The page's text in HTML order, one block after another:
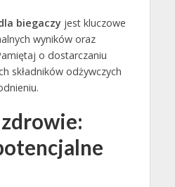
biegaczyjest kluczowe
wyników oraz
o dostarczaniu
składników odżywczych